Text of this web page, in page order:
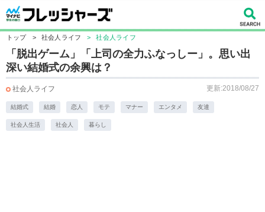
トップ > 社会人ライフ > 社会人ライフ
「脱出ゲーム」「上司の全力ふなっしー」。思い出
深い結婚式の余興は？
社会人ライフ 更新:2018/08/27
結婚式 結婚 恋人 モテ マナー エンタメ 友達
社会人生活 社会人 暮らし